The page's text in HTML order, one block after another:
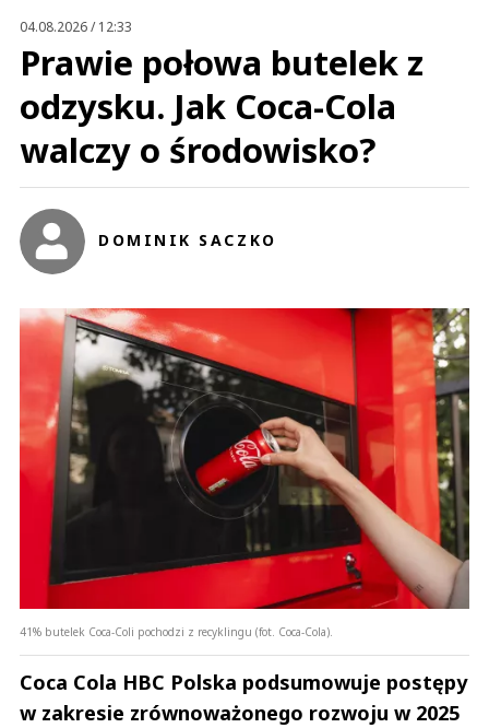
04.08.2026 / 12:33
Prawie połowa butelek z
odzysku. Jak Coca-Cola
walczy o środowisko?
DOMINIK SACZKO
41% butelek Coca-Coli pochodzi z recyklingu (fot. Coca-Cola).
Coca Cola HBC Polska podsumowuje postępy
w zakresie zrównoważonego rozwoju w 2025